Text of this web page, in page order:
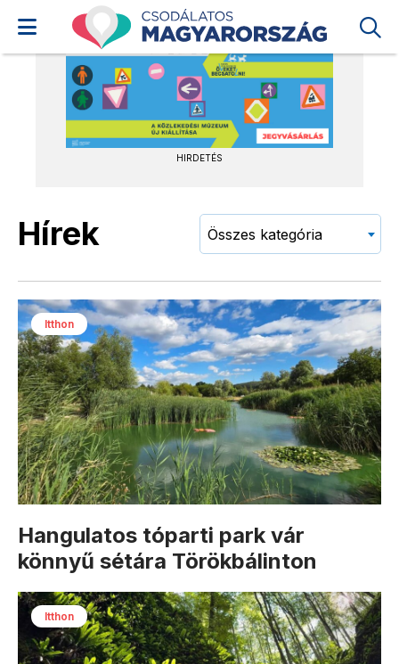
HIRDETÉS
Hírek Összes kategória
Itthon
Hangulatos tóparti park vár
könnyű sétára Törökbálinton
Itthon